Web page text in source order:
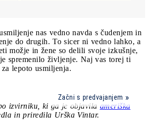
nas vedno navda s čudenjem in
do drugih. To sicer ni vedno lahko, a
možje in žene so delili svoje izkušnje,
spremenilo življenje. Naj vas torej ti
lepoto usmiljenja.
Začni s predvajanjem
izvirniku, ki ga je objavila ameriška
in priredila Urška Vintar.